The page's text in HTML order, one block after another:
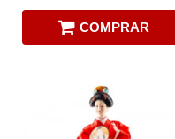
COMPRAR